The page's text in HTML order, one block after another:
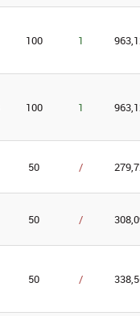
100 1
100 1
50 /
50 /
50 /